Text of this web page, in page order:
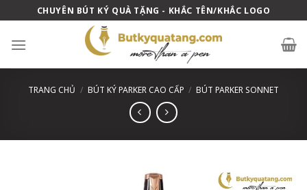
to
content
CHUYÊN BÚT KÝ QUÀ TẶNG - KHẮC TÊN/KHẮC LOGO
TRANG CHỦ / BÚT KÝ PARKER CAO CẤP / BÚT PARKER SONNET